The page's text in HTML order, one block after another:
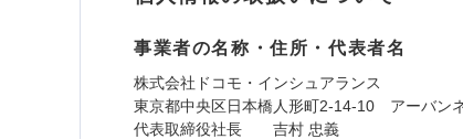
事業者の名称・住所・代表者名
株式会社ドコモ・インシュアランス
東京都中央区日本橋人形町2-14-10 アーバン
代表取締役社長 吉村 忠義